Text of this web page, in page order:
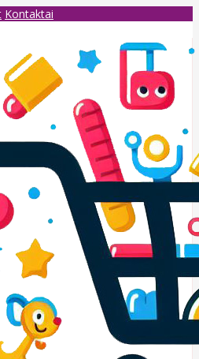
Kontaktai